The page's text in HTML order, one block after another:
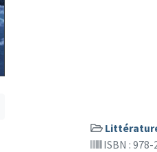
ISBN : 978-